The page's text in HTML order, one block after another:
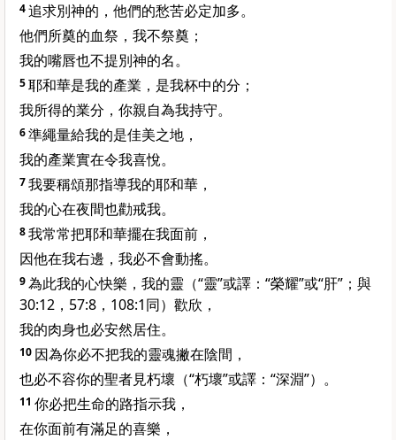
4追求別神的，他們的愁苦必定加多。
他們所奠的血祭，我不祭奠；
我的嘴唇也不提別神的名。
5耶和華是我的產業，是我杯中的分；
我所得的業分，你親自為我持守。
6準繩量給我的是佳美之地，
我的產業實在令我喜悅。
7我要稱頌那指導我的耶和華，
我的心在夜間也勸戒我。
8我常常把耶和華擺在我面前，
因他在我右邊，我必不會動搖。
9為此我的心快樂，我的靈（“靈”或譯：“榮耀”或“肝”；與
30:12，57:8，108:1同）歡欣，
我的肉身也必安然居住。
10 因為你必不把我的靈魂撇在陰間，
也必不容你的聖者見朽壞（“朽壞”或譯：“深淵”）。
11 你必把生命的路指示我，
在你面前有滿足的喜樂，